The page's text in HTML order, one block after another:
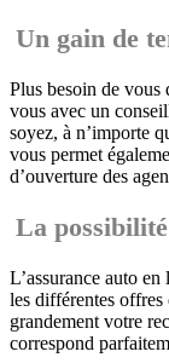
Un gain de
Plus besoin de vous
vous avec un
soyez, à n’importe
vous permet
d’ouverture des
La
L’assurance auto
les différentes
grandement votre
correspond